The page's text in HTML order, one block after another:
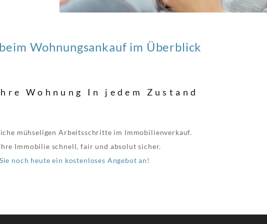
Wohnungsankauf im Überblick
Wohnung In jedem Zustand
mühseligen Arbeitsschritte im Immobilienverkauf.
Immobilie schnell, fair und absolut sicher.
noch heute ein kostenloses Angebot an!